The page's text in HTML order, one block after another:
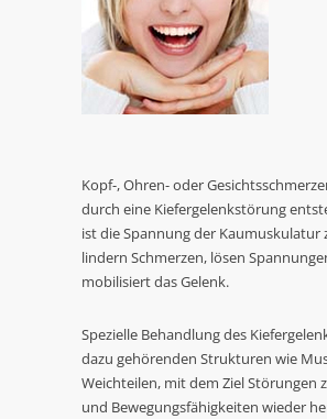
Kopf-, Ohren- oder
durch eine Kiefergelenkstörung
ist die Spannung der Kaumuskulatur
lindern Schmerzen, lösen
mobilisiert das Gelenk.
Spezielle Behandlung des
dazu gehörenden Strukturen wie
Weichteilen, mit dem Ziel Störungen
und Bewegungsfähigkeiten wieder